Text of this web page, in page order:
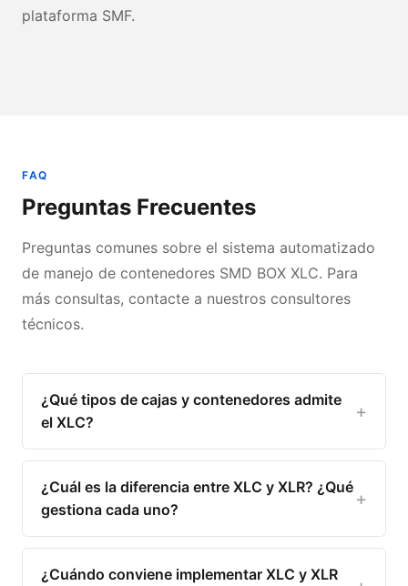
plataforma SMF.
FAQ
Preguntas Frecuentes
Preguntas comunes sobre el sistema automatizado
de manejo de contenedores SMD BOX XLC. Para
más consultas, contacte a nuestros consultores
técnicos.
¿Qué tipos de cajas y contenedores admite
el XLC?
¿Cuál es la diferencia entre XLC y XLR? ¿Qué
gestiona cada uno?
¿Cuándo conviene implementar XLC y XLR